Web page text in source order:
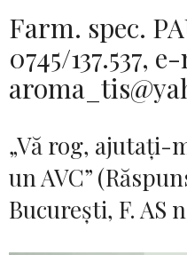
Farm. spec.
0745/137.537,
„Vă rog, ajutaţi-
un AVC”
Bucureşti, F. AS